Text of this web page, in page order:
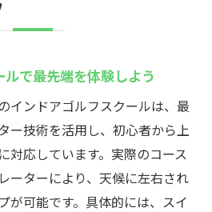
で最先端を体験しよう
インドアゴルフスクールは、最
ー技術を活用し、初心者から上
対応しています。実際のコース
ーターにより、天候に左右され
が可能です。具体的には、スイ